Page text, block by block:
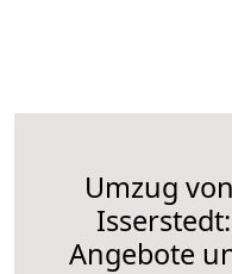
Umzug
Angebote